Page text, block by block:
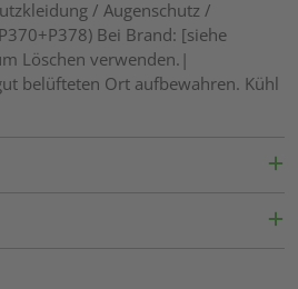
/ Augenschutz /
Bei Brand: [siehe
Löschen verwenden.|
belüfteten Ort aufbewahren. Kühl